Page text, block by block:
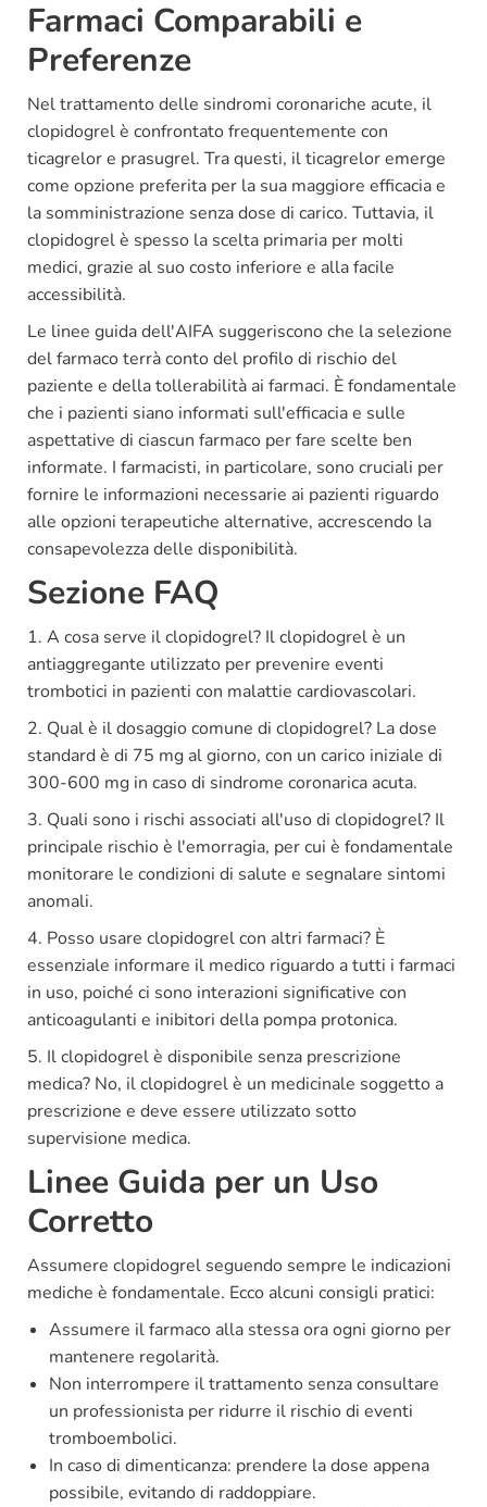
Farmaci Comparabili e
Preferenze
Nel trattamento delle sindromi coronariche acute, il
clopidogrel è confrontato frequentemente con
ticagrelor e prasugrel. Tra questi, il ticagrelor emerge
come opzione preferita per la sua maggiore efficacia e
la somministrazione senza dose di carico. Tuttavia, il
clopidogrel è spesso la scelta primaria per molti
medici, grazie al suo costo inferiore e alla facile
accessibilità.
Le linee guida dell'AIFA suggeriscono che la selezione
del farmaco terrà conto del profilo di rischio del
paziente e della tollerabilità ai farmaci. È fondamentale
che i pazienti siano informati sull'efficacia e sulle
aspettative di ciascun farmaco per fare scelte ben
informate. I farmacisti, in particolare, sono cruciali per
fornire le informazioni necessarie ai pazienti riguardo
alle opzioni terapeutiche alternative, accrescendo la
consapevolezza delle disponibilità.
Sezione FAQ
1. A cosa serve il clopidogrel? Il clopidogrel è un
antiaggregante utilizzato per prevenire eventi
trombotici in pazienti con malattie cardiovascolari.
2. Qual è il dosaggio comune di clopidogrel? La dose
standard è di 75 mg al giorno, con un carico iniziale di
300-600 mg in caso di sindrome coronarica acuta.
3. Quali sono i rischi associati all'uso di clopidogrel? Il
principale rischio è l'emorragia, per cui è fondamentale
monitorare le condizioni di salute e segnalare sintomi
anomali.
4. Posso usare clopidogrel con altri farmaci? È
essenziale informare il medico riguardo a tutti i farmaci
in uso, poiché ci sono interazioni significative con
anticoagulanti e inibitori della pompa protonica.
5. Il clopidogrel è disponibile senza prescrizione
medica? No, il clopidogrel è un medicinale soggetto a
prescrizione e deve essere utilizzato sotto
supervisione medica.
Linee Guida per un Uso
Corretto
Assumere clopidogrel seguendo sempre le indicazioni
mediche è fondamentale. Ecco alcuni consigli pratici:
Assumere il farmaco alla stessa ora ogni giorno per
mantenere regolarità.
Non interrompere il trattamento senza consultare
un professionista per ridurre il rischio di eventi
tromboembolici.
In caso di dimenticanza: prendere la dose appena
possibile, evitando di raddoppiare.